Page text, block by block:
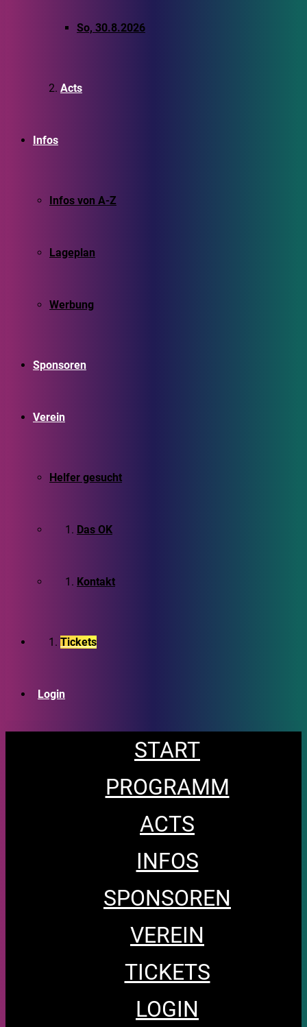
So, 30.8.2026
Acts
Infos
Infos von A-Z
Lageplan
Werbung
Sponsoren
Verein
Helfer gesucht
Das OK
Kontakt
Tickets
Login
START
PROGRAMM
ACTS
INFOS
SPONSOREN
VEREIN
TICKETS
LOGIN